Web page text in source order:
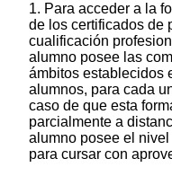
1. Para acceder a la
de los certificados de
cualificación
alumno posee las
ámbitos establecidos
alumnos, para cada
caso de que esta
parcialmente a
alumno posee el
para cursar con